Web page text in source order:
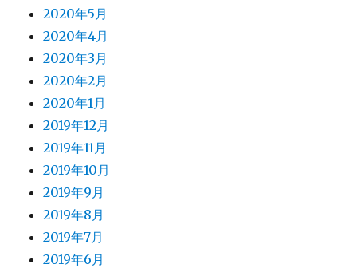
2020年5月
2020年4月
2020年3月
2020年2月
2020年1月
2019年12月
2019年11月
2019年10月
2019年9月
2019年8月
2019年7月
2019年6月